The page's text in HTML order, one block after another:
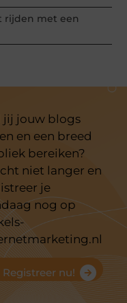
rijden met een
jij jouw blogs
en een breed
bereiken?
niet langer en
je
nog op
Registreer nu!